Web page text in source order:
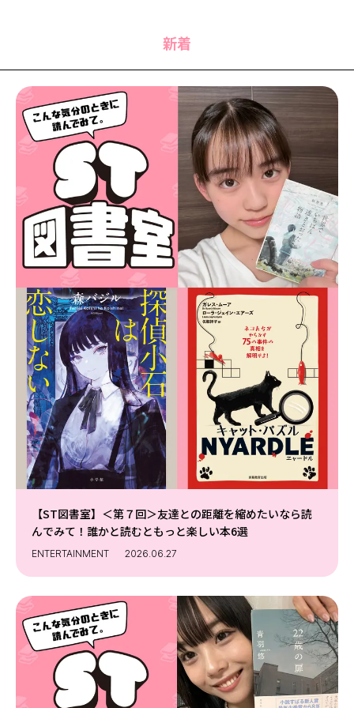
TikTok
Instagram
YouTube
FORTUNE
ゲッターズ飯田
MISS SEVENTEEN
ミスセブンティーンニュース
MAGAZINE
バックナンバー
INFORMATION
Seventeenについて
Follow us
ST member
新規会員登録・ログイン
新着
【ST図書室】＜第７回＞友達との距離を縮めたいなら読
んでみて！誰かと読むともっと楽しい本6選
ENTERTAINMENT 2026.06.27